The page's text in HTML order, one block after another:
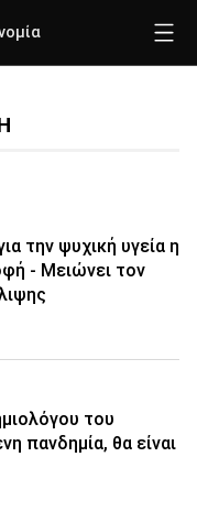
την ψυχική υγεία η
- Μειώνει τον
του
πανδημία, θα είναι